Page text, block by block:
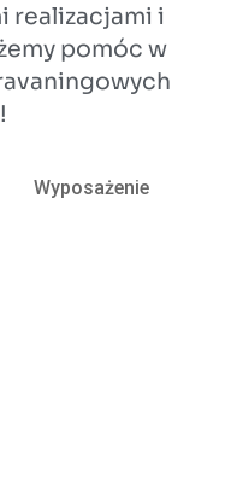
realizacjami i
pomóc w
Wyposażenie